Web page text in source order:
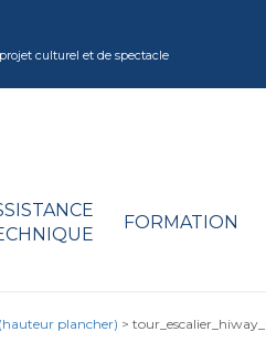
culturel et de spectacle
FORMATION
plancher) >